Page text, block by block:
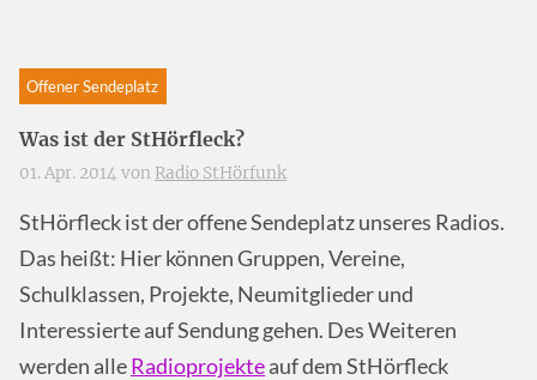
Offener Sendeplatz
Was ist der StHörfleck?
01. Apr. 2014 von Radio StHörfunk
StHörfleck ist der offene Sendeplatz unseres Radios.
Das heißt: Hier können Gruppen, Vereine,
Schulklassen, Projekte, Neumitglieder und
Interessierte auf Sendung gehen. Des Weiteren
werden alleRadioprojekteauf dem StHörfleck